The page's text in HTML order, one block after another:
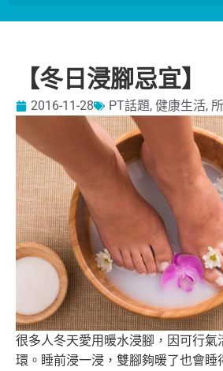
【冬日浸腳忌宜】
2016-11-28 PT話題, 健康生活,
很多人冬天愛用暖水浸腳，因可行氣
環。睡前浸一浸，雙腳夠暖了也會睡